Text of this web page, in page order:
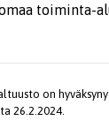
toiminta-
on
26.2.2024.